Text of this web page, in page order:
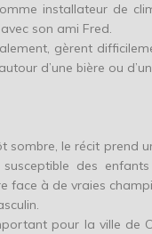
installateur de
son ami Fred.
gèrent
d’une bière ou
sombre, le récit prend
des
face à de vraies
pour la ville de